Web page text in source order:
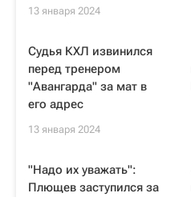
13 января 2024
Судья КХЛ извинился
перед тренером
"Авангарда" за мат в
его адрес
13 января 2024
"Надо их уважать":
Плющев заступился за